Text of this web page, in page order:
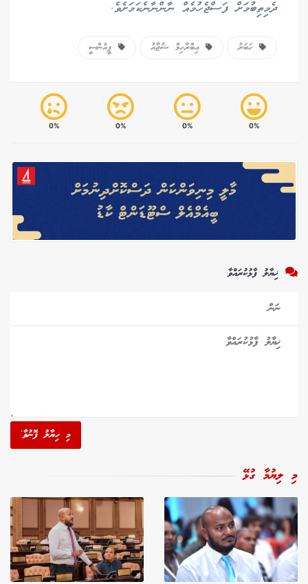
ދެމިތިބުމަށް ފަސްޖެހުމެއް ނާންނާނެކަމަށެވެ.
ހަބަރު އިބްރާހިމް ޝުޖާއު ޕީއެންސީ
0%
0%
0%
0%
ޚިޔާލު ފާޅުކުރައްވާ
މި ހިޔާލު ފޮނުވާ'
މި ލިޔުމާ ގުޅޭ